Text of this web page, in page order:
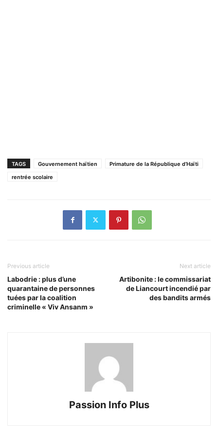
TAGS Gouvernement haïtien
Primature de la République d’Haïti
rentrée scolaire
Previous article
Labodrie : plus d’une
quarantaine de personnes
tuées par la coalition
criminelle « Viv Ansanm »
Next article
Artibonite : le commissariat
de Liancourt incendié par
des bandits armés
Passion Info Plus